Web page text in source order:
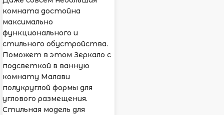
комната достойна
максимально
функционального и
стильного обустройства.
Поможет в этом Зеркало с
подсветкой в ванную
комнату Малави
полукруглой формы для
углового размещения.
Стильная модель для